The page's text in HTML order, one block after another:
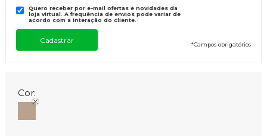
Quero receber por e-mail ofertas e novidades da
loja virtual. A frequência de envios pode variar de
acordo com a interação do cliente.
*Campos obrigatórios
Cor: